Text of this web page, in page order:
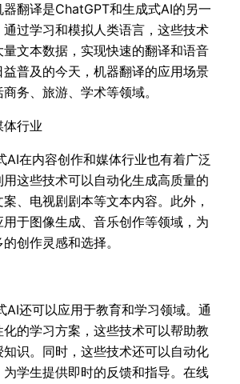
器翻译是ChatGPT和生成式AI的另一
过学习和模拟人类语言，这些技术
文本数据，实现快速的翻译和语音
普及的今天，机器翻译的应用场景
务、旅游、学术等领域。
体行业
AI在内容创作和媒体行业也有着广泛
这些技术可以自动化生成高质量的
、电视剧剧本等文本内容。此外，
于图像生成、音乐创作等领域，为
创作灵感和选择。
AI还可以应用于教育和学习领域。通
的学习方案，这些技术可以帮助教
识。同时，这些技术还可以自动化
学生提供即时的反馈和指导。在线